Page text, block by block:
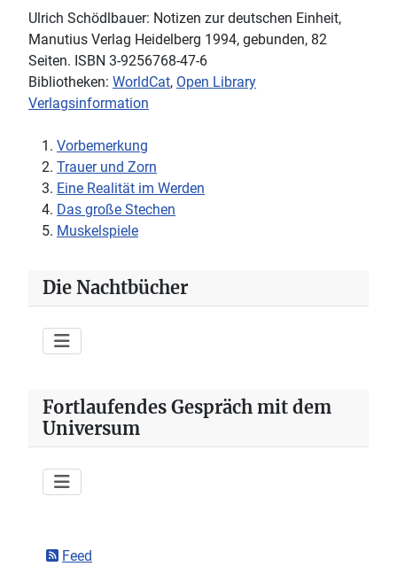
Ulrich Schödlbauer: Notizen zur deutschen Einheit,
Manutius Verlag Heidelberg 1994, gebunden, 82
Seiten. ISBN 3-9256768-47-6
Bibliotheken: WorldCat, Open Library
Verlagsinformation
Vorbemerkung
Trauer und Zorn
Eine Realität im Werden
Das große Stechen
Muskelspiele
Die Nachtbücher
Fortlaufendes Gespräch mit dem
Universum
Feed